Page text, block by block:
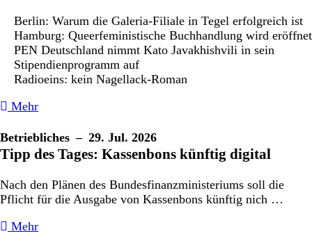
Berlin: Warum die Galeria-Filiale in Tegel erfolgreich ist
Hamburg: Queerfeministische Buchhandlung wird eröffnet
PEN Deutschland nimmt Kato Javakhishvili in sein
Stipendienprogramm auf
Radioeins: kein Nagellack-Roman
Mehr
Betriebliches – 29. Jul. 2026
Tipp des Tages: Kassenbons künftig digital
Nach den Plänen des Bundesfinanzministeriums soll die
Pflicht für die Ausgabe von Kassenbons künftig nich …
Mehr